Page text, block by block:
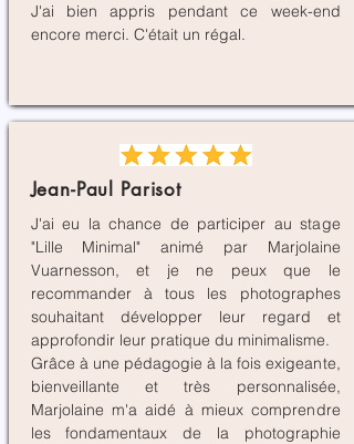
J'ai bien appris pendant ce week-end
encore merci. C'était un régal.
Jean-Paul Parisot
J'ai eu la chance de participer au stage
"Lille Minimal" animé par Marjolaine
Vuarnesson, et je ne peux que le
recommander à tous les photographes
souhaitant développer leur regard et
approfondir leur pratique du minimalisme.
Grâce à une pédagogie à la fois exigeante,
bienveillante et très personnalisée,
Marjolaine m'a aidé à mieux comprendre
les fondamentaux de la photographie